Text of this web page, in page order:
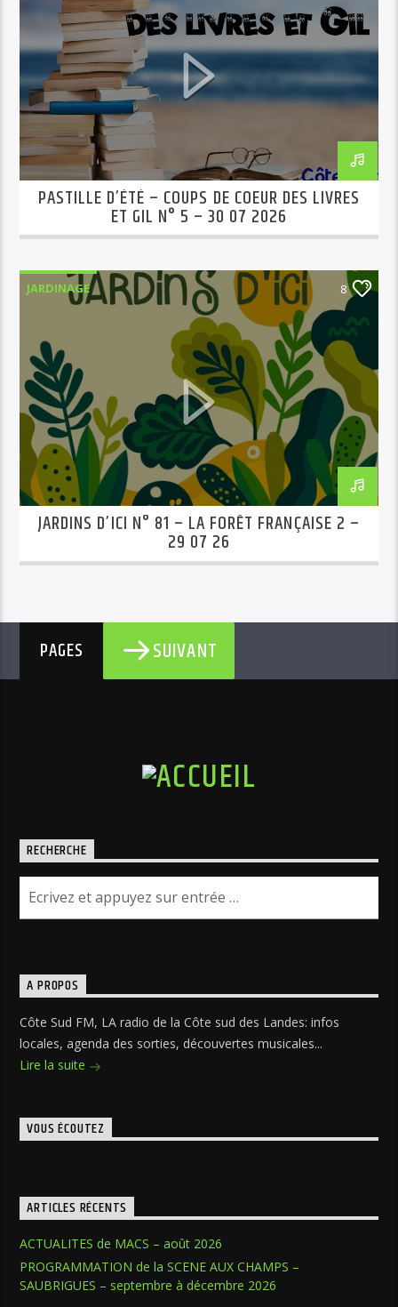
PASTILLE D’ÉTÉ – COUPS DE COEUR DES LIVRES
ET GIL N° 5 – 30 07 2026
JARDINAGE 8
JARDINS D’ICI N° 81 – LA FORÊT FRANÇAISE 2 –
29 07 26
PAGES SUIVANT
RECHERCHE
A PROPOS
Côte Sud FM, LA radio de la Côte sud des Landes: infos
locales, agenda des sorties, découvertes musicales...
Lire la suite
VOUS ÉCOUTEZ
ARTICLES RÉCENTS
ACTUALITES de MACS – août 2026
PROGRAMMATION de la SCENE AUX CHAMPS –
SAUBRIGUES – septembre à décembre 2026